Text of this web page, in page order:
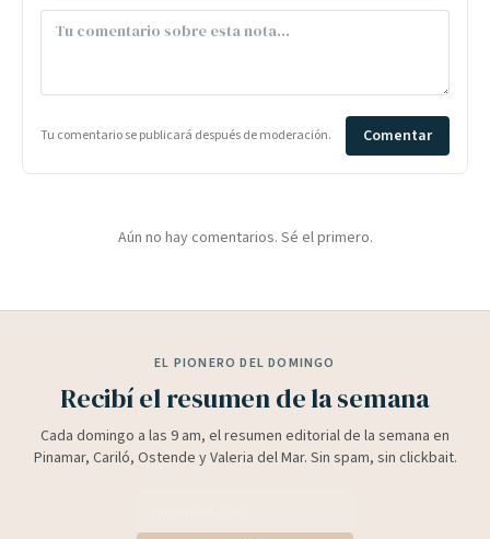
Tu comentario se publicará después de moderación. Comentar
Aún no hay comentarios. Sé el primero.
EL PIONERO DEL DOMINGO
Recibí el resumen de la semana
Cada domingo a las 9 am, el resumen editorial de la semana en
Pinamar, Cariló, Ostende y Valeria del Mar. Sin spam, sin clickbait.